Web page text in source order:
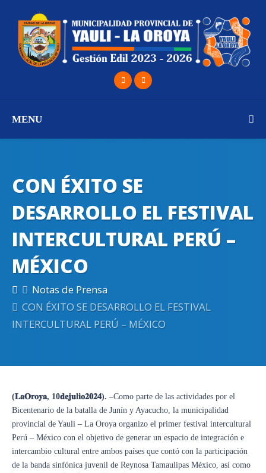
MENU
CON ÉXITO SE
DESARROLLO EL FESTIVAL
INTERCULTURAL PERÚ –
MÉXICO
Notas de Prensa
CON ÉXITO SE DESARROLLO EL FESTIVAL
INTERCULTURAL PERÚ – MÉXICO
(𝐋𝐚𝐎𝐫𝐨𝐲𝐚, 10𝐝𝐞𝐣𝐮l𝐢𝐨𝟐𝟎𝟐𝟒). –Como parte de las actividades por el
Bicentenario de la batalla de Junín y Ayacucho, la municipalidad
provincial de Yauli – La Oroya organizo el primer festival intercultural
Perú – México con el objetivo de generar un espacio de integración e
intercambio cultural entre ambos países que contó con la participación
de la banda sinfónica juvenil de Reynosa Tamaulipas México, así como